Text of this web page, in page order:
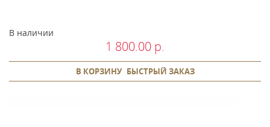
В наличии
1 800.00 р.
В КОРЗИНУ БЫСТРЫЙ ЗАКАЗ